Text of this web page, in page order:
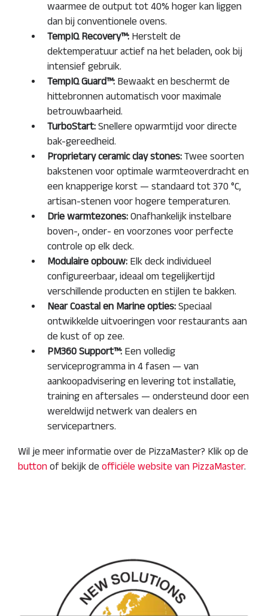
waarmee de output tot 40% hoger kan liggen
dan bij conventionele ovens.
TempIQ Recovery™:Herstelt de
dektemperatuur actief na het beladen, ook bij
intensief gebruik.
TempIQ Guard™:Bewaakt en beschermt de
hittebronnen automatisch voor maximale
betrouwbaarheid.
TurboStart:Snellere opwarmtijd voor directe
bak-gereedheid.
Proprietary ceramic clay stones:Twee soorten
bakstenen voor optimale warmteoverdracht en
een knapperige korst — standaard tot 370 °C,
artisan-stenen voor hogere temperaturen.
Drie warmtezones:Onafhankelijk instelbare
boven-, onder- en voorzones voor perfecte
controle op elk deck.
Modulaire opbouw:Elk deck individueel
configureerbaar, ideaal om tegelijkertijd
verschillende producten en stijlen te bakken.
Near Coastal en Marine opties:Speciaal
ontwikkelde uitvoeringen voor restaurants aan
de kust of op zee.
PM360 Support™:Een volledig
serviceprogramma in 4 fasen — van
aankoopadvisering en levering tot installatie,
training en aftersales — ondersteund door een
wereldwijd netwerk van dealers en
servicepartners.
Wil je meer informatie over de PizzaMaster? Klik op de
button of bekijk de officiële website van PizzaMaster.